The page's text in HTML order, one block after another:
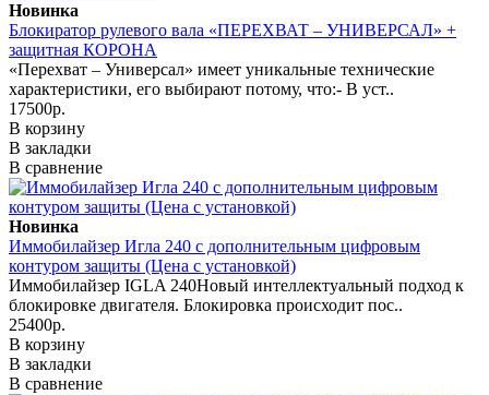
Новинка
Блокиратор рулевого вала «ПЕРЕХВАТ – УНИВЕРСАЛ» +
защитная КОРОНА
«Перехват – Универсал» имеет уникальные технические
характеристики, его выбирают потому, что:- В уст..
17500р.
В корзину
В закладки
В сравнение
Новинка
Иммобилайзер Игла 240 с дополнительным цифровым
контуром защиты (Цена с установкой)
Иммобилайзер IGLA 240Новый интеллектуальный подход к
блокировке двигателя. Блокировка происходит пос..
25400р.
В корзину
В закладки
В сравнение